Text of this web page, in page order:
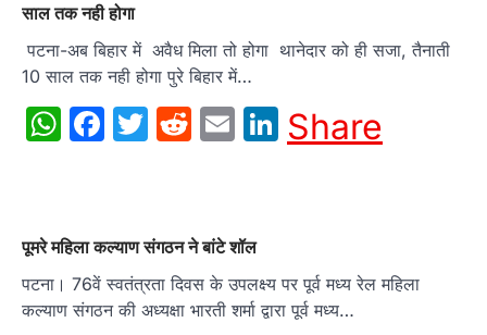
साल तक नही होगा
पटना-अब बिहार में अवैध मिला तो होगा थानेदार को ही सजा, तैनाती
10 साल तक नही होगा पुरे बिहार में…
WhatsApp
Facebook
Twitter
Reddit
EmailLinkedIn
Share
पूमरे महिला कल्याण संगठन ने बांटे शॉल
पटना। 76वें स्वतंत्रता दिवस के उपलक्ष्य पर पूर्व मध्य रेल महिला
कल्याण संगठन की अध्यक्षा भारती शर्मा द्वारा पूर्व मध्य…